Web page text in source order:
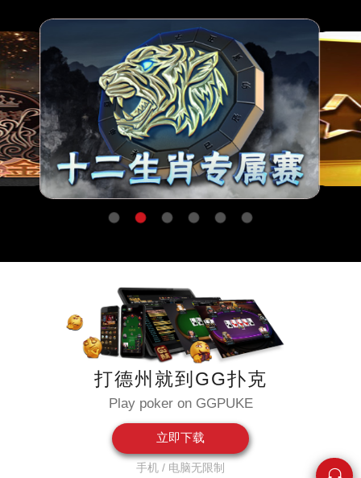
打德州就到GG扑克
Play poker on GGPUKE
立即下载
手机 / 电脑无限制